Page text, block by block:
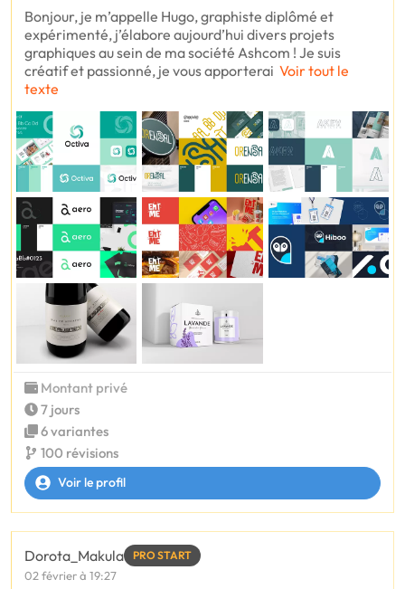
Bonjour, je m’appelle Hugo, graphiste diplômé et
expérimenté, j’élabore aujourd’hui divers projets
graphiques au sein de ma société Ashcom ! Je suis
créatif et passionné, je vous apporterai Voir tout le
texte
Montant privé
7 jours
6 variantes
100 révisions
Voir le profil
Dorota_Makula PRO START
02 février à 19:27